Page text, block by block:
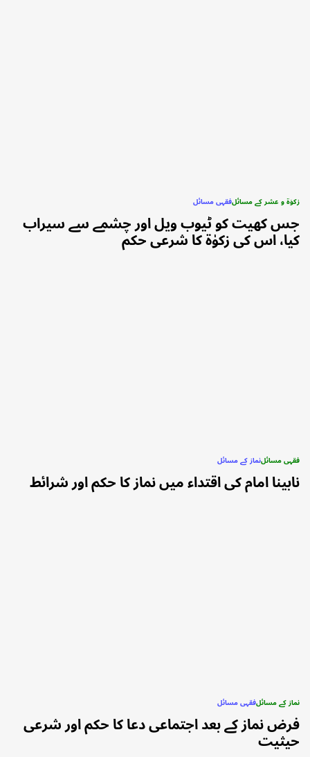
POSTED
IN
زکوٰۃ و عشر کے مسائلفقہی مسائل
جس کھیت کو ٹیوب ویل اور چشمے سے سیراب
کیا، اس کی زکوٰۃ کا شرعی حکم
POSTED
IN
فقہی مسائلنماز کے مسائل
نابینا امام کی اقتداء میں نماز کا حکم اور شرائط
POSTED
IN
نماز کے مسائلفقہی مسائل
فرض نماز کے بعد اجتماعی دعا کا حکم اور شرعی
حیثیت